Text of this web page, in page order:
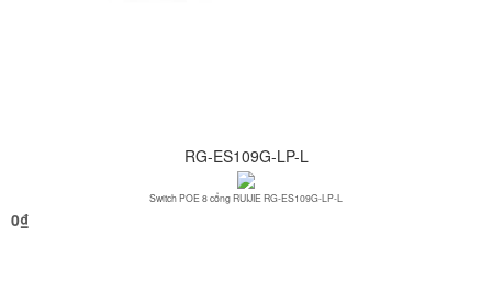
RG-ES109G-LP-L
Switch POE 8 cổng RUIJIE RG-ES109G-LP-L
0₫